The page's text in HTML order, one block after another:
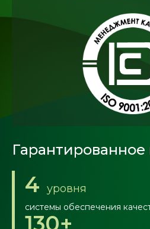
Гарантированное
4 уровня
системы обеспечения
130+